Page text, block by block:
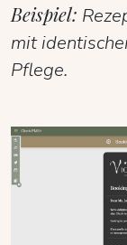
Beispiel:
mit
Pflege.